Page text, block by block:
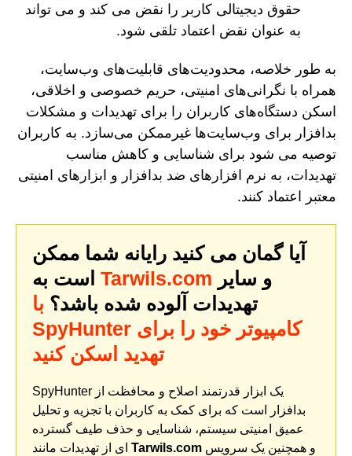
حقوق دیجیتالی کاربر را نقض می کند و می تواند
به عنوان نقض اعتماد تلقی شود.
به طور خلاصه، محدودیت‌های قابلیت‌های وب‌سایت،
همراه با نگرانی‌های امنیتی، حریم خصوصی و اخلاقی،
اسکن دستگاه‌های کاربران را برای تهدیدات و مشکلات
بدافزار برای وب‌سایت‌ها غیرممکن می‌سازد. به کاربران
توصیه می شود برای شناسایی و کاهش مناسب
تهدیدات، به نرم افزارهای ضد بدافزار و ابزارهای امنیتی
معتبر اعتماد کنند.
آیا گمان می کنید رایانه شما ممکن
Tarwils.com
تهدیدات آلوده شده باشد؟ با
SpyHunter کامپیوتر خود را برای
تهدید اسکن کنید
SpyHunter یک ابزار قدرتمند اصلاح و محافظت از
بدافزار است که برای کمک به کاربران با تجزیه و تحلیل
عمیق امنیتی سیستم، شناسایی و حذف طیف گسترده
Tarwils.com